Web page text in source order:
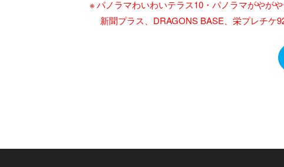
パノラマわいわいテラス10・パノラマがやが
新聞プラス、DRAGONS BASE、栄プレチケ